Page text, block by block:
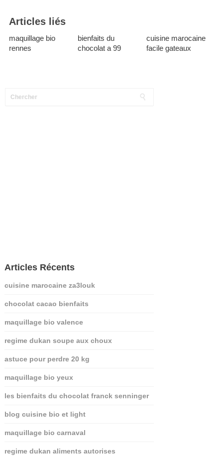
Articles liés
maquillage bio
rennes
bienfaits du
chocolat a 99
cuisine marocaine
facile gateaux
Articles Récents
cuisine marocaine za3louk
chocolat cacao bienfaits
maquillage bio valence
regime dukan soupe aux choux
astuce pour perdre 20 kg
maquillage bio yeux
les bienfaits du chocolat franck senninger
blog cuisine bio et light
maquillage bio carnaval
regime dukan aliments autorises